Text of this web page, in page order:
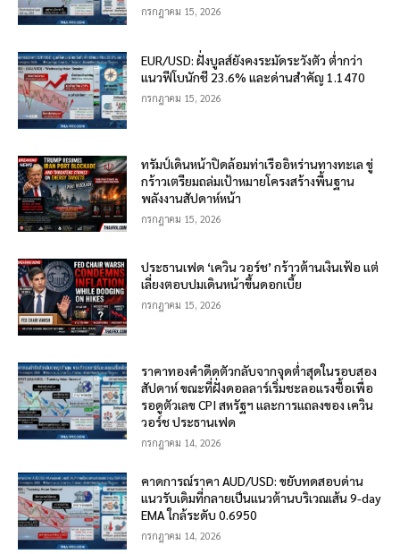
กรกฎาคม 15, 2026
EUR/USD: ฝั่งบูลส์ยังคงระมัดระวังตัว ต่ำกว่า
แนวฟีโบนักชี 23.6% และด่านสำคัญ 1.1470
กรกฎาคม 15, 2026
ทรัมป์เดินหน้าปิดล้อมท่าเรืออิหร่านทางทะเล ขู่
กร้าวเตรียมถล่มเป้าหมายโครงสร้างพื้นฐาน
พลังงานสัปดาห์หน้า
กรกฎาคม 15, 2026
ประธานเฟด ‘เควิน วอร์ช’ กร้าวต้านเงินเฟ้อ แต่
เลี่ยงตอบปมเดินหน้าขึ้นดอกเบี้ย
กรกฎาคม 15, 2026
ราคาทองคำดีดตัวกลับจากจุดต่ำสุดในรอบสอง
สัปดาห์ ขณะที่ฝั่งดอลลาร์เริ่มชะลอแรงซื้อเพื่อ
รอดูตัวเลข CPI สหรัฐฯ และการแถลงของ เควิน
วอร์ช ประธานเฟด
กรกฎาคม 14, 2026
คาดการณ์ราคา AUD/USD: ขยับทดสอบด่าน
แนวรับเดิมที่กลายเป็นแนวต้านบริเวณเส้น 9-day
EMA ใกล้ระดับ 0.6950
กรกฎาคม 14, 2026